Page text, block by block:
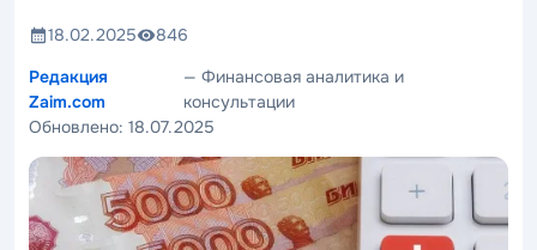
18.02.2025
846
Редакция
Zaim.com
— Финансовая аналитика и
консультации
Обновлено: 18.07.2025